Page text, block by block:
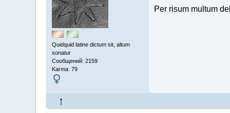
Quidquid latine dictum sit, altum
sonatur
Сообщений: 2159
Karma: 79
Per risum multum